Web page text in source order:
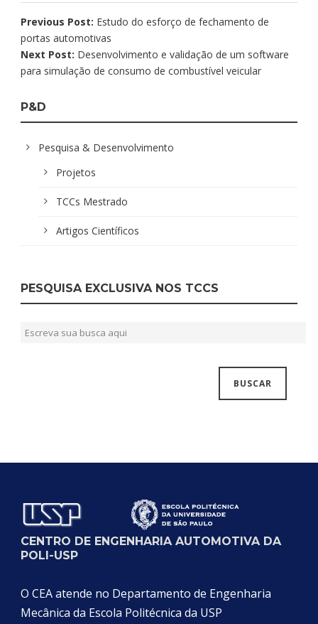
Previous Post: Estudo do esforço de fechamento de
portas automotivas
Next Post: Desenvolvimento e validação de um software
para simulação de consumo de combustível veicular
P&D
Pesquisa & Desenvolvimento
Projetos
TCCs Mestrado
Artigos Científicos
PESQUISA EXCLUSIVA NOS TCCS
CENTRO DE ENGENHARIA AUTOMOTIVA DA
POLI-USP
O CEA atende no Departamento de Engenharia
Mecânica da Escola Politécnica da USP